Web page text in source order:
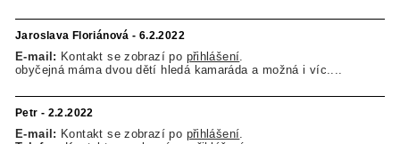
Jaroslava Floriánová - 6.2.2022
E-mail: Kontakt se zobrazí po přihlášení
obyčejná máma dvou dětí hledá kamaráda a možná i víc....
Petr - 2.2.2022
E-mail: Kontakt se zobrazí po přihlášení